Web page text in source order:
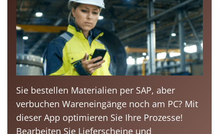
Sie bestellen Materialien per SAP, aber
verbuchen Wareneingänge noch am PC? Mit
dieser App optimieren Sie Ihre Prozesse!
Bearbeiten Sie Lieferscheine und